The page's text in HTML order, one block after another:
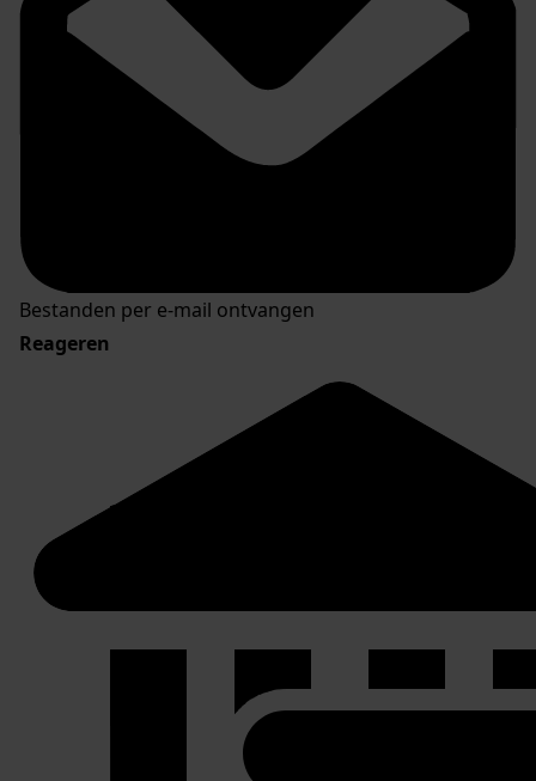
Bestanden per e-mail ontvangen
Reageren